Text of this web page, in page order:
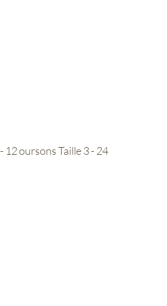
12 oursons Taille 3 - 24